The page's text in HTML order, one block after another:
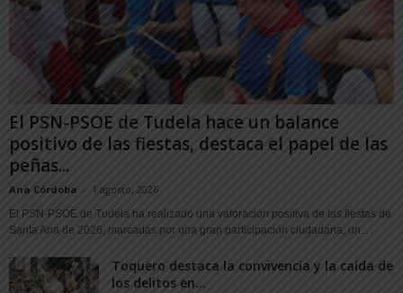
El PSN-PSOE de Tudela hace un balance
positivo de las fiestas, destaca el papel de las
peñas...
Ana Córdoba - 1 agosto, 2026
El PSN-PSOE de Tudela ha realizado una valoración positiva de las fiestas de
Santa Ana de 2026, marcadas por una gran participación ciudadana, un...
Toquero destaca la convivencia y la caída de
los delitos en...